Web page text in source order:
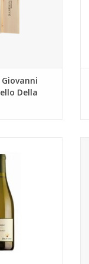
Della
die bestaat uit
di Lugana. De
wijn komen van
gelegen
van het
Desenzano.
WINKELWAGEN